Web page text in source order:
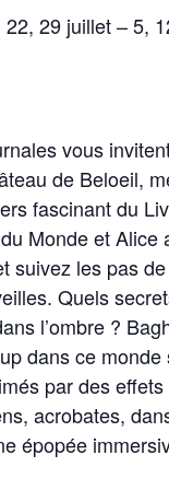
29 juillet – 5,
vous
de Beloeil,
fascinant du
Monde et
suivez les pas
Quels
l’ombre ?
dans ce
par des
acrobates,
épopée